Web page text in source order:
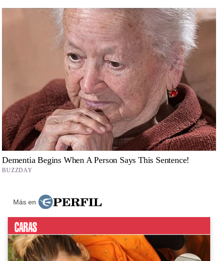
Más en